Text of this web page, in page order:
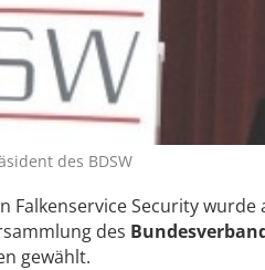
des BDSW
Falkenservice Security wurde
des
gewählt.